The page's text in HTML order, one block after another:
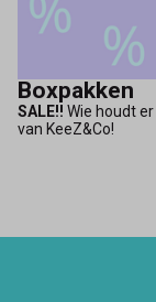
Boxpakken
SALE!! Wie houdt
van KeeZ&Co!